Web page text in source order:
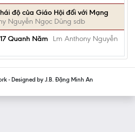
độ của Giáo Hội đối với Mạng
Nguyễn Ngọc Dũng sdb
Quanh Năm
Lm Anthony Nguyễn
- Designed by J.B. Đặng Minh An